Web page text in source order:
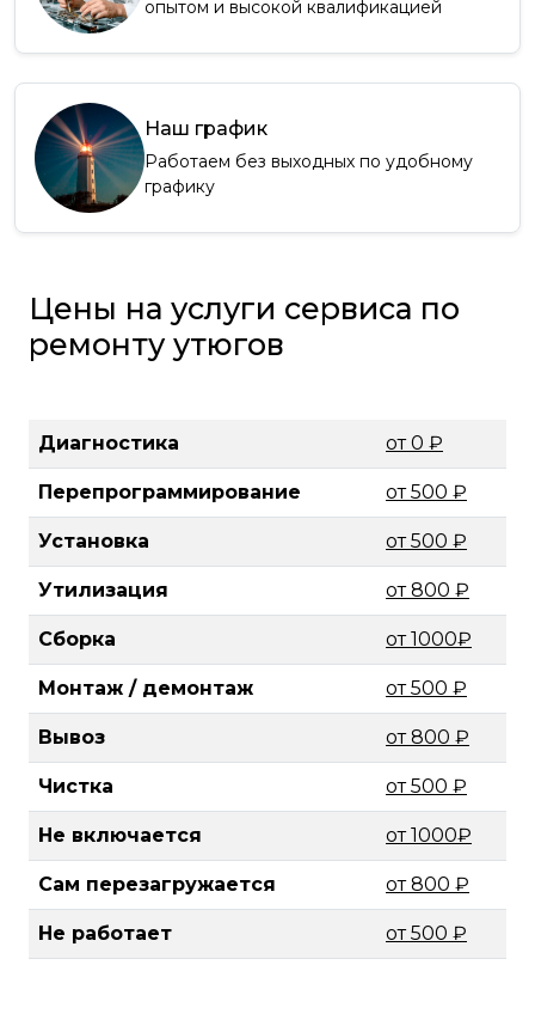
опытом и высокой квалификацией
Наш график
Работаем без выходных по удобному
графику
Цены на услуги сервиса по
ремонту утюгов
Диагностика от 0 ₽
Перепрограммирование от 500 ₽
Установка от 500 ₽
Утилизация от 800 ₽
Сборка от 1000₽
Монтаж / демонтаж от 500 ₽
Вывоз от 800 ₽
Чистка от 500 ₽
Не включается от 1000₽
Сам перезагружается от 800 ₽
Не работает от 500 ₽